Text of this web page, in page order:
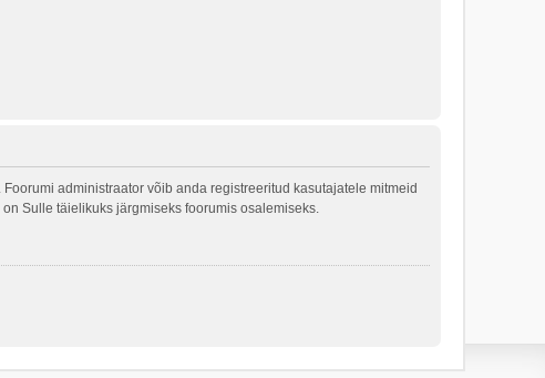
administraator võib anda registreeritud kasutajatele mitmeid
Sulle täielikuks järgmiseks foorumis osalemiseks.